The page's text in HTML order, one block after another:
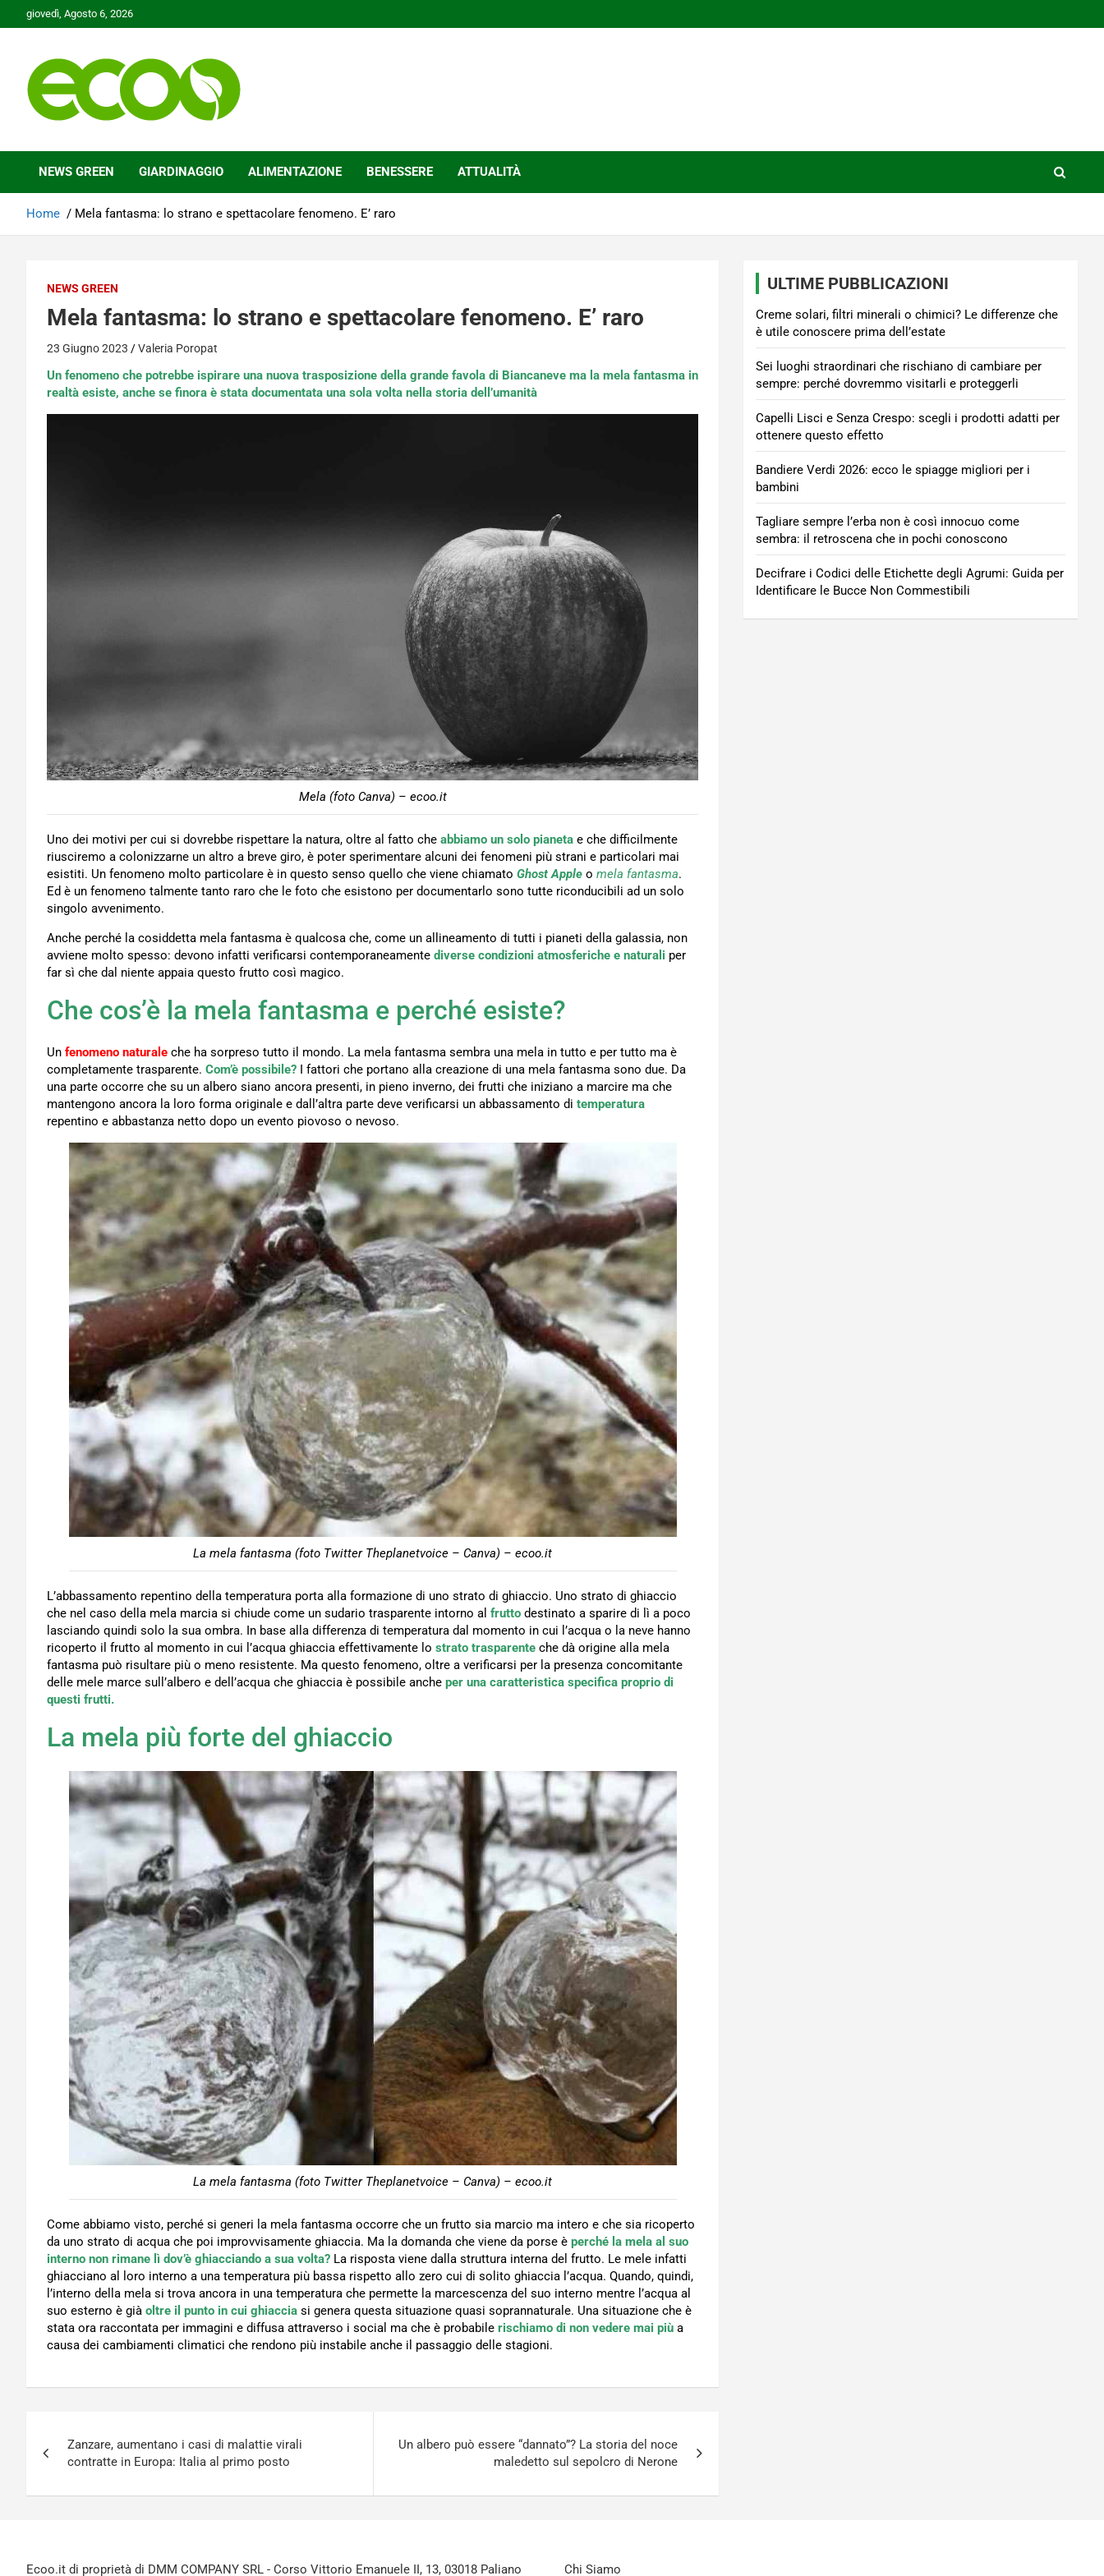
to
giovedì, Agosto 6, 2026
Ecoo.it
NEWS GREEN GIARDINAGGIO ALIMENTAZIONE BENESSERE ATTUALITÀ
Home Mela fantasma: lo strano e spettacolare fenomeno. E’ raro
NEWS GREEN
Mela fantasma: lo strano e spettacolare fenomeno. E’ raro
23 Giugno 2023 Valeria Poropat
Un fenomeno che potrebbe ispirare una nuova trasposizione della grande favola di Biancaneve ma la mela fantasma in
realtà esiste, anche se finora è stata documentata una sola volta nella storia dell’umanità
Mela (foto Canva) – ecoo.it
Uno dei motivi per cui si dovrebbe rispettare la natura, oltre al fatto che abbiamo un solo pianeta e che difficilmente
riusciremo a colonizzarne un altro a breve giro, è poter sperimentare alcuni dei fenomeni più strani e particolari mai
esistiti. Un fenomeno molto particolare è in questo senso quello che viene chiamato Ghost Apple o mela fantasma.
Ed è un fenomeno talmente tanto raro che le foto che esistono per documentarlo sono tutte riconducibili ad un solo
singolo avvenimento.
Anche perché la cosiddetta mela fantasma è qualcosa che, come un allineamento di tutti i pianeti della galassia, non
avviene molto spesso: devono infatti verificarsi contemporaneamente diverse condizioni atmosferiche e naturali per
far sì che dal niente appaia questo frutto così magico.
Che cos’è la mela fantasma e perché esiste?
Un fenomeno naturale che ha sorpreso tutto il mondo. La mela fantasma sembra una mela in tutto e per tutto ma è
completamente trasparente. Com’è possibile? I fattori che portano alla creazione di una mela fantasma sono due. Da
una parte occorre che su un albero siano ancora presenti, in pieno inverno, dei frutti che iniziano a marcire ma che
mantengono ancora la loro forma originale e dall’altra parte deve verificarsi un abbassamento di temperatura
repentino e abbastanza netto dopo un evento piovoso o nevoso.
La mela fantasma (foto Twitter Theplanetvoice – Canva) – ecoo.it
L’abbassamento repentino della temperatura porta alla formazione di uno strato di ghiaccio. Uno strato di ghiaccio
che nel caso della mela marcia si chiude come un sudario trasparente intorno al frutto destinato a sparire di lì a poco
lasciando quindi solo la sua ombra. In base alla differenza di temperatura dal momento in cui l’acqua o la neve hanno
ricoperto il frutto al momento in cui l’acqua ghiaccia effettivamente lo strato trasparente che dà origine alla mela
fantasma può risultare più o meno resistente. Ma questo fenomeno, oltre a verificarsi per la presenza concomitante
delle mele marce sull’albero e dell’acqua che ghiaccia è possibile anche per una caratteristica specifica proprio di
questi frutti.
La mela più forte del ghiaccio
La mela fantasma (foto Twitter Theplanetvoice – Canva) – ecoo.it
Come abbiamo visto, perché si generi la mela fantasma occorre che un frutto sia marcio ma intero e che sia ricoperto
da uno strato di acqua che poi improvvisamente ghiaccia. Ma la domanda che viene da porse è perché la mela al suo
interno non rimane lì dov’è ghiacciando a sua volta? La risposta viene dalla struttura interna del frutto. Le mele infatti
ghiacciano al loro interno a una temperatura più bassa rispetto allo zero cui di solito ghiaccia l’acqua. Quando, quindi,
l’interno della mela si trova ancora in una temperatura che permette la marcescenza del suo interno mentre l’acqua al
suo esterno è già oltre il punto in cui ghiaccia si genera questa situazione quasi soprannaturale. Una situazione che è
stata ora raccontata per immagini e diffusa attraverso i social ma che è probabile rischiamo di non vedere mai più a
causa dei cambiamenti climatici che rendono più instabile anche il passaggio delle stagioni.
articoli
Zanzare, aumentano i casi di malattie virali
contratte in Europa: Italia al primo posto
Un albero può essere “dannato”? La storia del noce
maledetto sul sepolcro di Nerone
ULTIME PUBBLICAZIONI
Creme solari, filtri minerali o chimici? Le differenze che
è utile conoscere prima dell’estate
Sei luoghi straordinari che rischiano di cambiare per
sempre: perché dovremmo visitarli e proteggerli
Capelli Lisci e Senza Crespo: scegli i prodotti adatti per
ottenere questo effetto
Bandiere Verdi 2026: ecco le spiagge migliori per i
bambini
Tagliare sempre l’erba non è così innocuo come
sembra: il retroscena che in pochi conoscono
Decifrare i Codici delle Etichette degli Agrumi: Guida per
Identificare le Bucce Non Commestibili
Ecoo.it di proprietà di DMM COMPANY SRL - Corso Vittorio Emanuele II, 13, 03018 Paliano Chi Siamo